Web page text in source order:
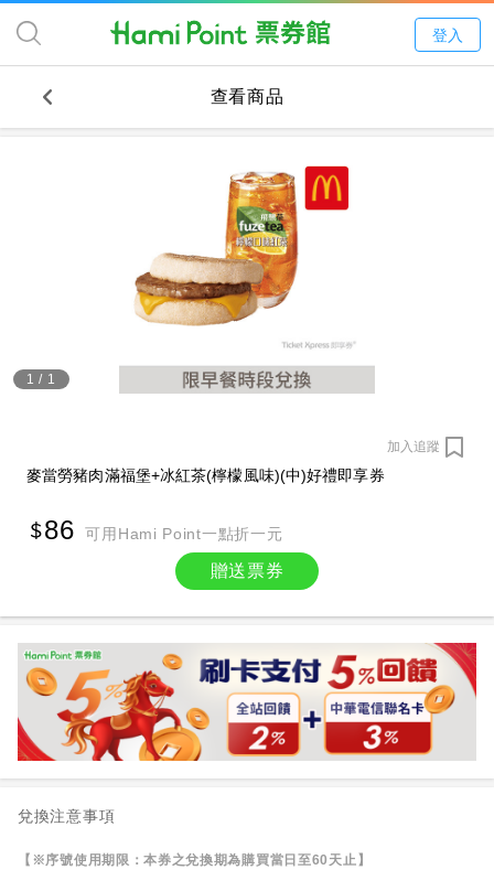
登入
查看商品
1 / 1
加入追蹤
麥當勞豬肉滿福堡+冰紅茶(檸檬風味)(中)好禮即享券
86 可用Hami Point一點折一元
贈送票券
兌換注意事項
【※序號使用期限：本券之兌換期為購買當日至60天止】